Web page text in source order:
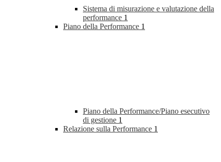
Sistema di misurazione e valutazione della
performance 1
Piano della Performance 1
Piano della Performance/Piano esecutivo
di gestione 1
Relazione sulla Performance 1